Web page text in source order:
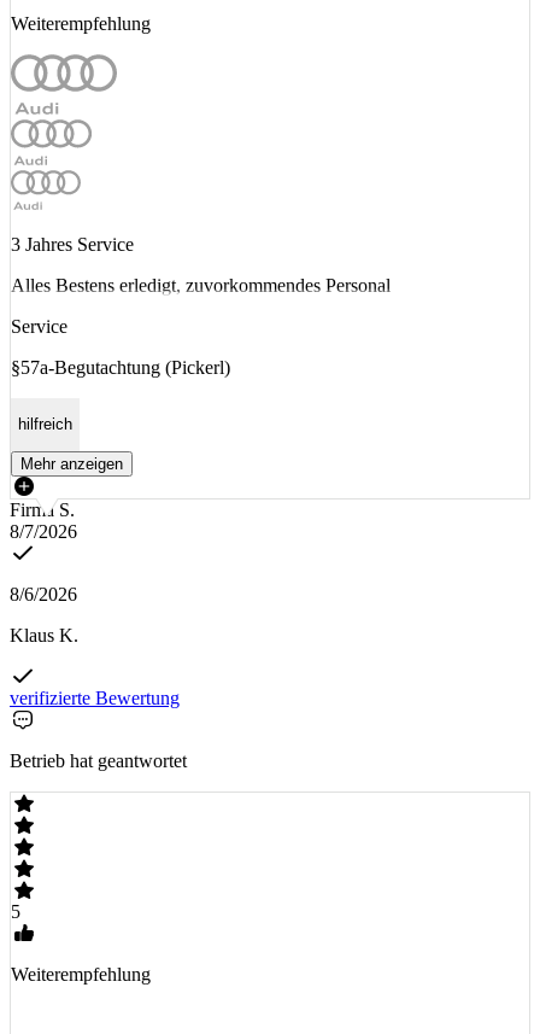
Weiterempfehlung
3 Jahres Service
Alles Bestens erledigt, zuvorkommendes Personal
Service
§57a-Begutachtung (Pickerl)
hilfreich
Mehr anzeigen
Firma S.
8/7/2026
8/6/2026
Klaus K.
verifizierte Bewertung
Betrieb hat geantwortet
5
Weiterempfehlung